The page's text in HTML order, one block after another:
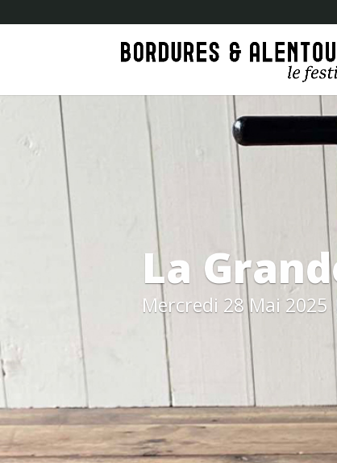
La
Mercredi 28 Mai 2025